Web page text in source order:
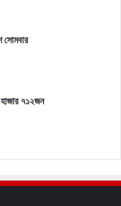
সোমবার
৭১২জন